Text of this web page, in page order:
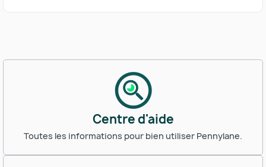
Centre d'aide
Toutes les informations pour bien utiliser Pennylane.